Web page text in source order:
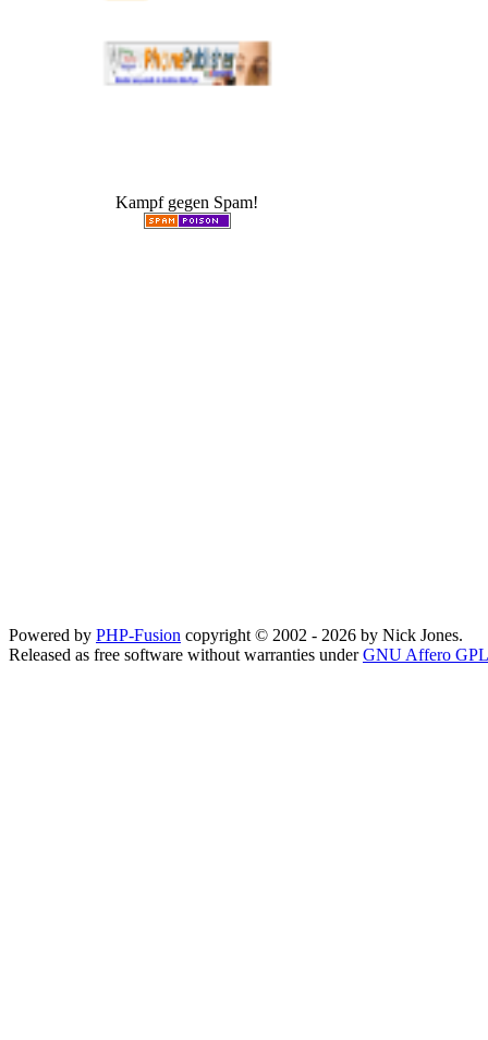
Kampf gegen Spam!
Powered by PHP-Fusion copyright © 2002 - 2026 by Nick Jones.
Released as free software without warranties underGNU Affero GPL